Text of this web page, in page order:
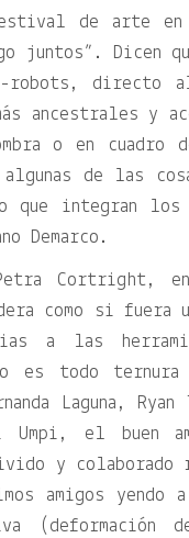
de arte en
juntos”. Dicen
robots, directo
ancestrales y
o en cuadro
de las
integran los
Demarco.
Cortright, en
como si
a las
es todo
Laguna,
Umpi, el buen
y colaborado
amigos
(deformación